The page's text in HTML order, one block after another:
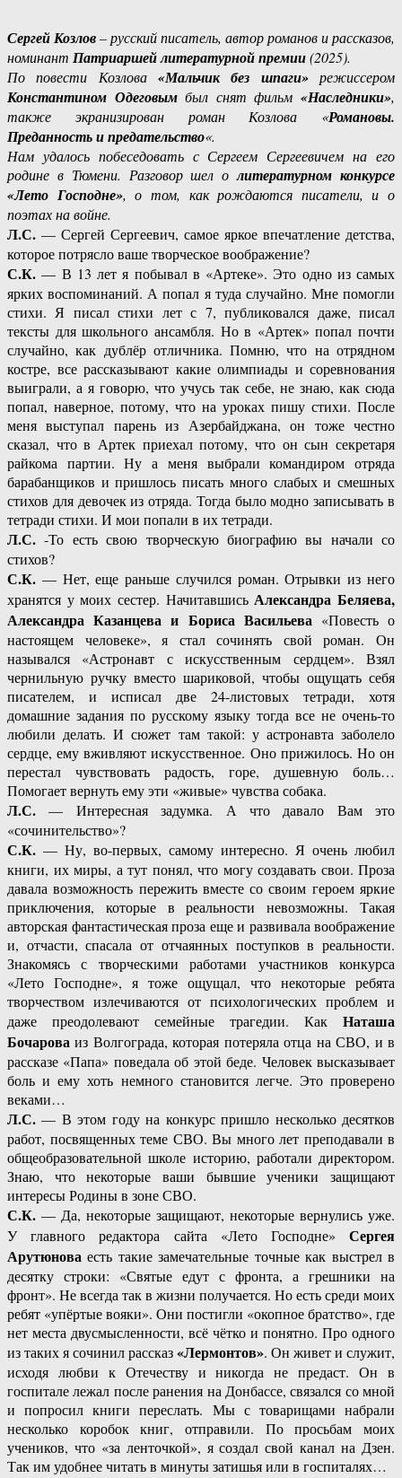
Сергей Козлов– русский писатель, автор романов и рассказов,
номинант Патриаршей литературной премии(2025).
По повести Козлова «Мальчик без шпаги»режиссером
Константином Одеговымбыл снят фильм«Наследники»,
также экранизирован роман Козлова «Романовы.
Преданность и предательство«.
Нам удалось побеседовать с Сергеем Сергеевичем на его
родине в Тюмени. Разговор шел олитературном конкурсе
«Лето Господне», о том, как рождаются писатели, и о
поэтах на войне.
Л.С. — Сергей Сергеевич, самое яркое впечатление детства,
которое потрясло ваше творческое воображение?
С.К. — В 13 лет я побывал в «Артеке». Это одно из самых
ярких воспоминаний. А попал я туда случайно. Мне помогли
стихи. Я писал стихи лет с 7, публиковался даже, писал
тексты для школьного ансамбля. Но в «Артек» попал почти
случайно, как дублёр отличника. Помню, что на отрядном
костре, все рассказывают какие олимпиады и соревнования
выиграли, а я говорю, что учусь так себе, не знаю, как сюда
попал, наверное, потому, что на уроках пишу стихи. После
меня выступал парень из Азербайджана, он тоже честно
сказал, что в Артек приехал потому, что он сын секретаря
райкома партии. Ну а меня выбрали командиром отряда
барабанщиков и пришлось писать много слабых и смешных
стихов для девочек из отряда. Тогда было модно записывать в
тетради стихи. И мои попали в их тетради.
Л.С. -То есть свою творческую биографию вы начали со
стихов?
С.К. — Нет, еще раньше случился роман. Отрывки из него
хранятся у моих сестер. НачитавшисьАлександра Беляева,
Александра Казанцева и Бориса Васильева«Повесть о
настоящем человеке», я стал сочинять свой роман. Он
назывался «Астронавт с искусственным сердцем». Взял
чернильную ручку вместо шариковой, чтобы ощущать себя
писателем, и исписал две 24-листовых тетради, хотя
домашние задания по русскому языку тогда все не очень-то
любили делать. И сюжет там такой: у астронавта заболело
сердце, ему вживляют искусственное. Оно прижилось. Но он
перестал чувствовать радость, горе, душевную боль…
Помогает вернуть ему эти «живые» чувства собака.
Л.С. — Интересная задумка. А что давало Вам это
«сочинительство»?
С.К. — Ну, во-первых, самому интересно. Я очень любил
книги, их миры, а тут понял, что могу создавать свои. Проза
давала возможность пережить вместе со своим героем яркие
приключения, которые в реальности невозможны. Такая
авторская фантастическая проза еще и развивала воображение
и, отчасти, спасала от отчаянных поступков в реальности.
Знакомясь с творческими работами участников конкурса
«Лето Господне», я тоже ощущал, что некоторые ребята
творчеством излечиваются от психологических проблем и
даже преодолевают семейные трагедии. Как Наташа
Бочарова из Волгограда, которая потеряла отца на СВО, и в
рассказе «Папа» поведала об этой беде. Человек высказывает
боль и ему хоть немного становится легче. Это проверено
веками…
Л.С. — В этом году на конкурс пришло несколько десятков
работ, посвященных теме СВО. Вы много лет преподавали в
общеобразовательной школе историю, работали директором.
Знаю, что некоторые ваши бывшие ученики защищают
интересы Родины в зоне СВО.
С.К. — Да, некоторые защищают, некоторые вернулись уже.
У главного редактора сайта «Лето Господне» Сергея
Арутюнова есть такие замечательные точные как выстрел в
десятку строки: «Святые едут с фронта, а грешники на
фронт». Не всегда так в жизни получается. Но есть среди моих
ребят «упёртые вояки». Они постигли «окопное братство», где
нет места двусмысленности, всё чётко и понятно. Про одного
из таких я сочинил рассказ«Лермонтов». Он живет и служит,
исходя любви к Отечеству и никогда не предаст. Он в
госпитале лежал после ранения на Донбассе, связался со мной
и попросил книги переслать. Мы с товарищами набрали
несколько коробок книг, отправили. По просьбам моих
учеников, что «за ленточкой», я создал свой канал на Дзен.
Так им удобнее читать в минуты затишья или в госпиталях…